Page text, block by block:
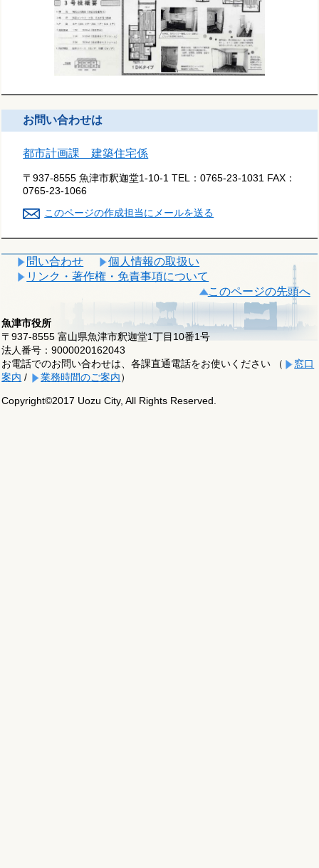
お問い合わせは
都市計画課 建築住宅係
〒937-8555 魚津市釈迦堂1-10-1 TEL：0765-23-1031 FAX：
0765-23-1066
このページの作成担当にメールを送る
問い合わせ
個人情報の取扱い
リンク・著作権・免責事項について
このページの先頭へ
魚津市役所
〒937-8555 富山県魚津市釈迦堂1丁目10番1号
法人番号：9000020162043
お電話でのお問い合わせは、各課直通電話をお使いください （
窓口
案内 / 業務時間のご案内）
Copyright©2017 Uozu City, All Rights Reserved.